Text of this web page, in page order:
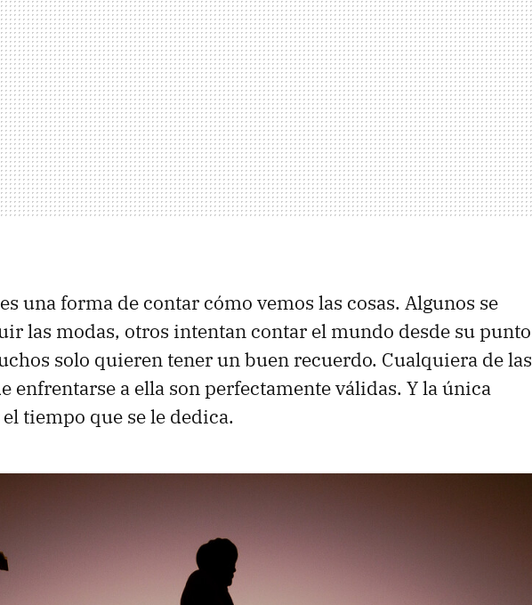
una forma de contar cómo vemos las cosas. Algunos se
las modas, otros intentan contar el mundo desde su punto
solo quieren tener un buen recuerdo. Cualquiera de las
enfrentarse a ella son perfectamente válidas. Y la única
tiempo que se le dedica.